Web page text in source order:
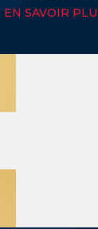
EN SAVOIR